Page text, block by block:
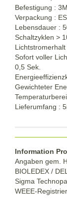
Befestigung :
Verpackung :
Lebensdauer :
Schaltzyklen >
Sofort voller
0,5 Sek.
Gewichteter
Lieferumfang :
Information
Angaben gem.
BIOLEDEX /
Sigma
WEEE-